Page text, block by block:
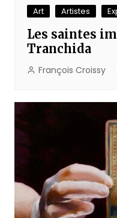
Art Artistes
Les saintes
Tranchida
François Croissy